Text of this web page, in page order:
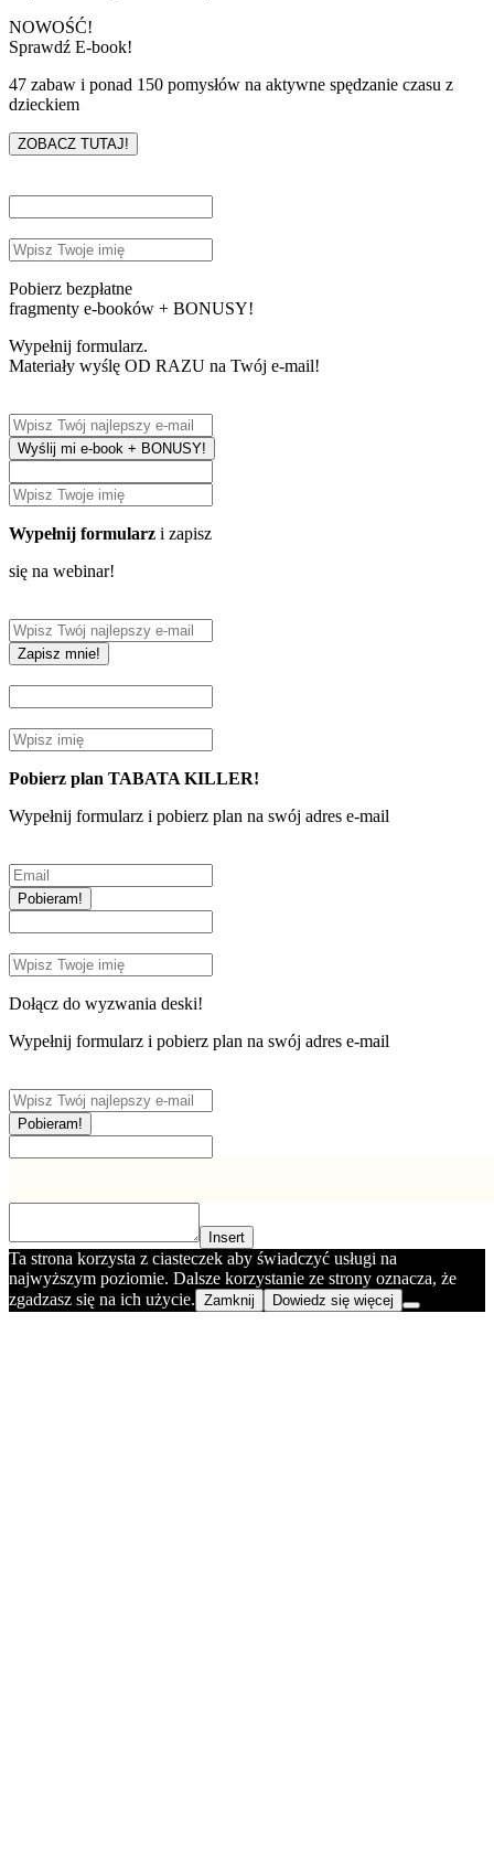
NOWOŚĆ!
Sprawdź E-book!
47 zabaw i ponad 150 pomysłów na aktywne spędzanie czasu z
dzieckiem
ZOBACZ TUTAJ!
Pobierz bezpłatne
fragmenty e-booków + BONUSY!
Wypełnij formularz.
Materiały wyślę OD RAZU na Twój e-mail!
Wyślij mi e-book + BONUSY!
Wypełnij formularz i zapisz
się na webinar!
Zapisz mnie!
Pobierz plan TABATA KILLER!
Wypełnij formularz i pobierz plan na swój adres e-mail
Pobieram!
Dołącz do wyzwania deski!
Wypełnij formularz i pobierz plan na swój adres e-mail
Pobieram!
Insert
Ta strona korzysta z ciasteczek aby świadczyć usługi na
najwyższym poziomie. Dalsze korzystanie ze strony oznacza, że
zgadzasz się na ich użycie. Zamknij Dowiedz się więcej